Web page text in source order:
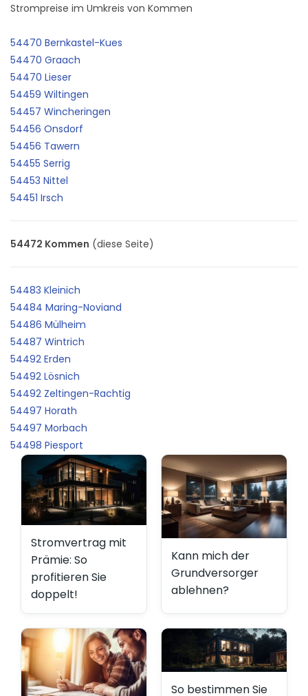
Strompreise im Umkreis von Kommen
54470 Bernkastel-Kues
54470 Graach
54470 Lieser
54459 Wiltingen
54457 Wincheringen
54456 Onsdorf
54456 Tawern
54455 Serrig
54453 Nittel
54451 Irsch
54472 Kommen (diese Seite)
54483 Kleinich
54484 Maring-Noviand
54486 Mülheim
54487 Wintrich
54492 Erden
54492 Lösnich
54492 Zeltingen-Rachtig
54497 Horath
54497 Morbach
54498 Piesport
Stromvertrag mit
Prämie: So
profitieren Sie
doppelt!
Kann mich der
Grundversorger
ablehnen?
So bestimmen Sie